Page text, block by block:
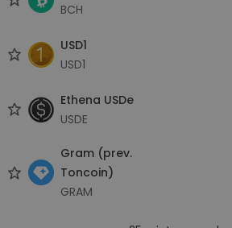
BCH
USD1
USD1
Ethena USDe
USDE
Gram (prev.
Toncoin)
GRAM